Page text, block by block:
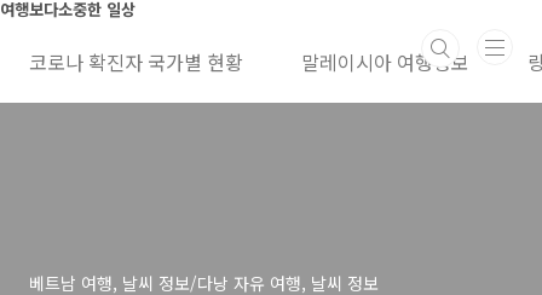
본문 바로가기
여행보다소중한 일상
코로나 확진자 국가별 현황 말레이시아 여행정보
베트남 여행, 날씨 정보/다낭 자유 여행, 날씨 정보